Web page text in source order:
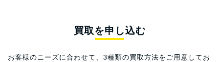
買取を申し込む
お客様のニーズに合わせて、3種類の買取方法をご用意してお